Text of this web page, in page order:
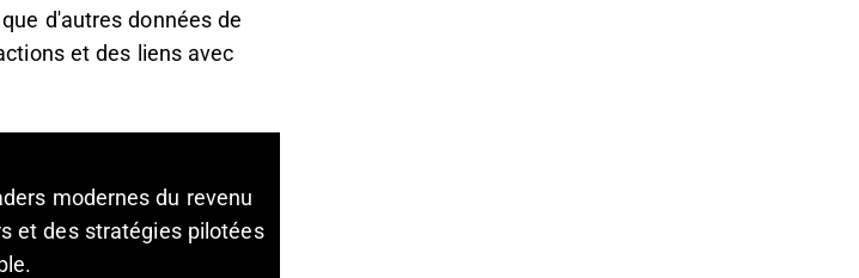
d'autres données de
et des liens avec
modernes du revenu
et des stratégies pilotées